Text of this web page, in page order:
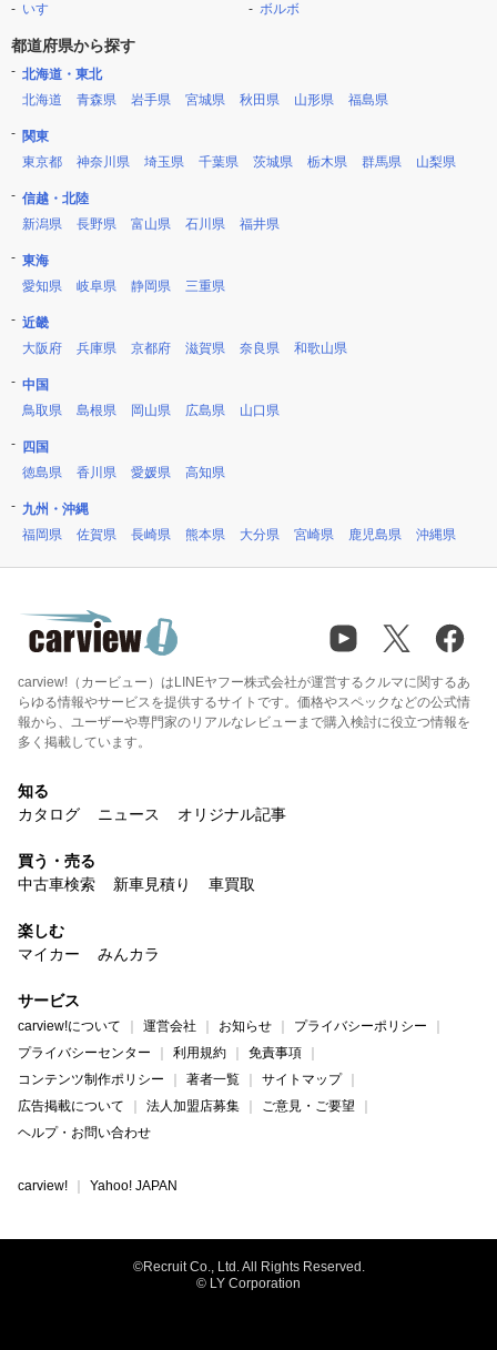
いすゞ
ボルボ
都道府県から探す
北海道・東北
北海道
青森県 岩手県 宮城県 秋田県 山形県 福島県
関東
東京都
神奈川県 埼玉県 千葉県 茨城県 栃木県 群馬県 山梨県
信越・北陸
新潟県
長野県 富山県 石川県 福井県
東海
愛知県
岐阜県 静岡県 三重県
近畿
大阪府
兵庫県 京都府 滋賀県 奈良県 和歌山県
中国
鳥取県
島根県 岡山県 広島県 山口県
四国
徳島県
香川県 愛媛県 高知県
九州・沖縄
福岡県
佐賀県 長崎県 熊本県 大分県 宮崎県 鹿児島県 沖縄県
carview!（カービュー）はLINEヤフー株式会社が運営するクルマに関するあ
らゆる情報やサービスを提供するサイトです。価格やスペックなどの公式情
報から、ユーザーや専門家のリアルなレビューまで購入検討に役立つ情報を
多く掲載しています。
知る
カタログ
ニュース オリジナル記事
買う・売る
中古車検索
新車見積り 車買取
楽しむ
マイカー
みんカラ
サービス
carview!について 運営会社 お知らせ
プライバシーポリシー
プライバシーセンター
利用規約
免責事項
コンテンツ制作ポリシー
著者一覧
サイトマップ
広告掲載について
法人加盟店募集
ご意見・ご要望
ヘルプ・お問い合わせ
carview! Yahoo! JAPAN
©Recruit Co., Ltd. All Rights Reserved.
© LY Corporation